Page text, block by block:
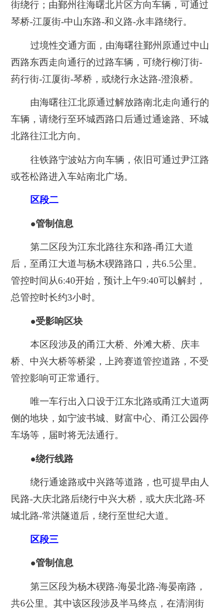
街绕行；由鄞州往海曙北片区方向车辆，可通过
琴桥-江厦街-中山东路-和义路-永丰路绕行。
过境性交通方面，由海曙往鄞州原通过中山
西路东西走向通行的过路车辆，可绕行柳汀街-
药行街-江厦街-琴桥，或绕行永达路-澄浪桥。
由海曙往江北原通过解放路南北走向通行的
车辆，请绕行至环城西路口后通过通途路、环城
北路往江北方向。
往铁路宁波站方向车辆，依旧可通过尹江路
或苍松路进入车站南北广场。
区段二
●管制信息
第二区段为江东北路往东和路-甬江大道
后，至甬江大道与杨木碶路路口，共6.5公里。
管控时间从6:40开始，预计上午9:40可以解封，
总管控时长约3小时。
●受影响区块
本区段涉及的甬江大桥、外滩大桥、庆丰
桥、中兴大桥等桥梁，上跨赛道管控道路，不受
管控影响可正常通行。
唯一车行出入口设于江东北路或甬江大道两
侧的地块，如宁波书城、财富中心、甬江公园停
车场等，届时将无法通行。
●绕行线路
绕行通途路或中兴路等道路，也可提早由人
民路-大庆北路后绕行中兴大桥，或大庆北路-环
城北路-常洪隧道后，绕行至世纪大道。
区段三
●管制信息
第三区段为杨木碶路-海晏北路-海晏南路，
共6公里。其中该区段涉及半马终点，在清润街